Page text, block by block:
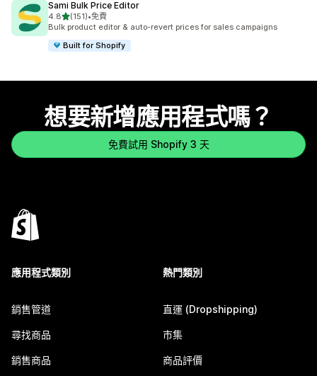
Sami Bulk Price Editor
4.8滿分 5 顆星
(151)
共有 151 則評價
•免費
Bulk product editor & auto-revert prices for sales campaigns
Built for Shopify
想要新增應用程式嗎？
免費試用 Shopify 3 天
應用程式類別
銷售管道
尋找商品
銷售商品
熱門類別
直運 (Dropshipping)
市集
商品評價